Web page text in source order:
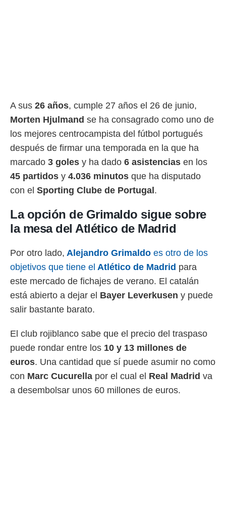
A sus 26 años, cumple 27 años el 26 de junio,
Morten Hjulmand se ha consagrado como uno de
los mejores centrocampista del fútbol portugués
después de firmar una temporada en la que ha
marcado 3 goles y ha dado 6 asistencias en los
45 partidos y 4.036 minutos que ha disputado
con el Sporting Clube de Portugal .
La opción de Grimaldo sigue sobre
la mesa del Atlético de Madrid
Por otro lado, Alejandro Grimaldo es otro de los
objetivos que tiene el Atlético de Madrid para
este mercado de fichajes de verano. El catalán
está abierto a dejar el Bayer Leverkusen y puede
salir bastante barato.
El club rojiblanco sabe que el precio del traspaso
puede rondar entre los 10 y 13 millones de
euros. Una cantidad que sí puede asumir no como
con Marc Cucurella por el cual el Real Madrid va
a desembolsar unos 60 millones de euros.